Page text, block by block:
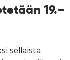
19.–
sellaista